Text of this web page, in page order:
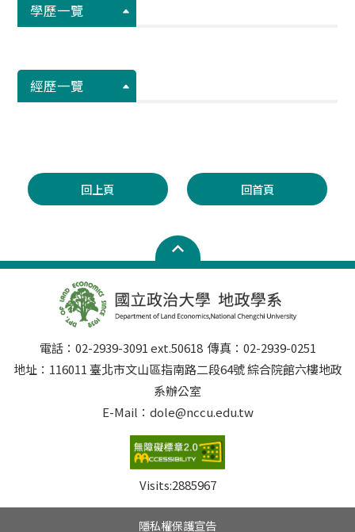
學歷一覽
經歷一覽
回上頁 回首頁
電話：02-2939-3091 ext.50618 傳真：02-2939-0251
地址：116011 臺北市文山區指南路二段64號 綜合院館六樓地政
系辦公室
E-Mail：dole@nccu.edu.tw
Visits:2885967
隱私權保護宣告